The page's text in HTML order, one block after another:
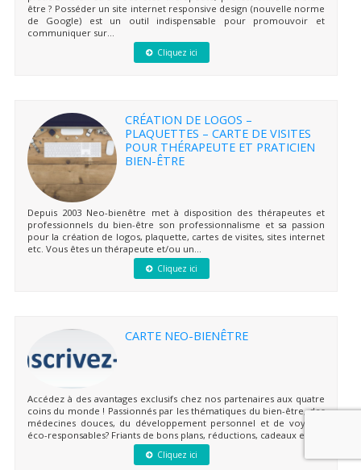
être ? Posséder un site internet responsive design (nouvelle norme
de Google) est un outil indispensable pour promouvoir et
communiquer sur...
Cliquez ici
CRÉATION DE LOGOS –
PLAQUETTES – CARTE DE VISITES
POUR THÉRAPEUTE ET PRATICIEN
BIEN-ÊTRE
Depuis 2003 Neo-bienêtre met à disposition des thérapeutes et
professionnels du bien-être son professionnalisme et sa passion
pour la création de logos, plaquette, cartes de visites, sites internet
etc. Vous êtes un thérapeute et/ou un...
Cliquez ici
CARTE NEO-BIENÊTRE
Accédez à des avantages exclusifs chez nos partenaires aux quatre
coins du monde ! Passionnés par les thématiques du bien-être, des
médecines douces, du développement personnel et de voyages
éco-responsables? Friants de bons plans, réductions, cadeaux et...
Cliquez ici